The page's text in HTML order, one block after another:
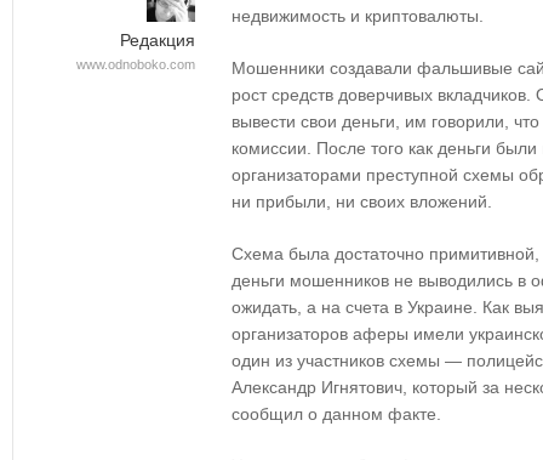
Редакция
www.odnoboko.com
недвижимость и криптовалюты.
Мошенники создавали фальшивые
рост средств доверчивых
вывести свои деньги, им говорили,
комиссии. После того как деньги
организаторами преступной схемы
ни прибыли, ни своих вложений.
Схема была достаточно
деньги мошенников не выводились
ожидать, а на счета в Украине. Как
организаторов аферы имели
один из участников схемы —
Александр Игнятович, который за
сообщил о данном факте.